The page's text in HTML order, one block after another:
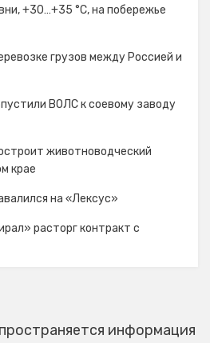
+30…+35 °C, на побережье
грузов между Россией и
ВОЛС к соевому заводу
животноводческий
крае
на «Лексус»
расторг контракт с
информация